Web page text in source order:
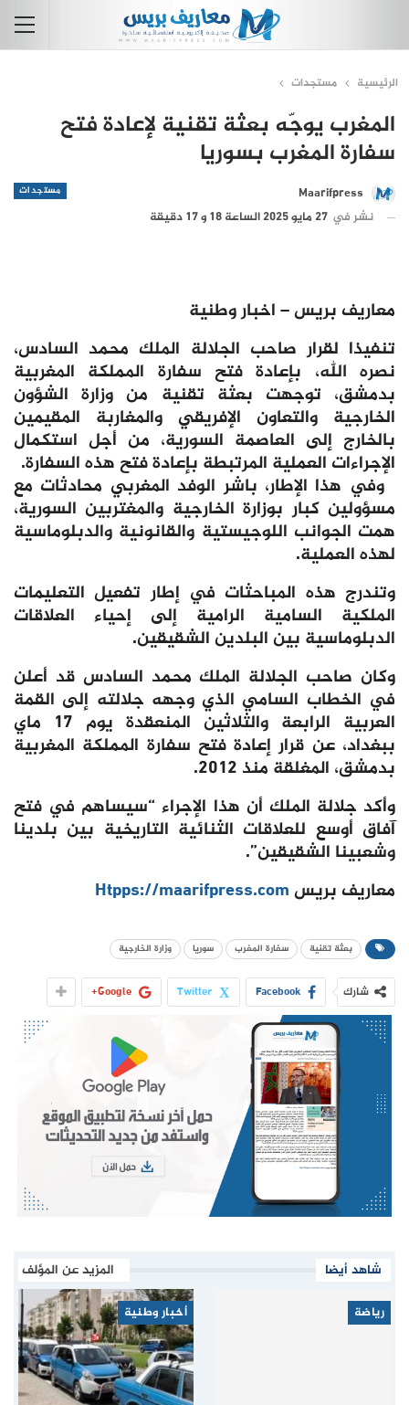
الرئيسية مستجدات
المغرب يوجّه بعثة تقنية لإعادة فتح
سفارة المغرب بسوريا
مستجدات
Maarifpress
نشر في 27 مايو 2025 الساعة 18 و 17 دقيقة
معاريف بريس – اخبار وطنية
تنفيذا لقرار صاحب الجلالة الملك محمد السادس،
نصره الله، بإعادة فتح سفارة المملكة المغربية
بدمشق، توجهت بعثة تقنية من وزارة الشؤون
الخارجية والتعاون الإفريقي والمغاربة المقيمين
بالخارج إلى العاصمة السورية، من أجل استكمال
الإجراءات العملية المرتبطة بإعادة فتح هذه السفارة.
وفي هذا الإطار، باشر الوفد المغربي محادثات مع
مسؤولين كبار بوزارة الخارجية والمغتربين السورية،
همت الجوانب اللوجيستية والقانونية والدبلوماسية
لهذه العملية.
وتندرج هذه المباحثات في إطار تفعيل التعليمات
الملكية السامية الرامية إلى إحياء العلاقات
الدبلوماسية بين البلدين الشقيقين.
وكان صاحب الجلالة الملك محمد السادس قد أعلن
في الخطاب السامي الذي وجهه جلالته إلى القمة
العربية الرابعة والثلاثين المنعقدة يوم 17 ماي
ببغداد، عن قرار إعادة فتح سفارة المملكة المغربية
بدمشق، المغلقة منذ 2012.
وأكد جلالة الملك أن هذا الإجراء “سيساهم في فتح
آفاق أوسع للعلاقات الثنائية التاريخية بين بلدينا
وشعبينا الشقيقين”.
معاريف بريسHtpps://maarifpress.com
بعثة تقنية سفارة المغرب سوريا وزارة الخارجية
شارك Facebook
Twitter
Google+
شاهد أيضا المزيد عن المؤلف
رياضة أخبار وطنية